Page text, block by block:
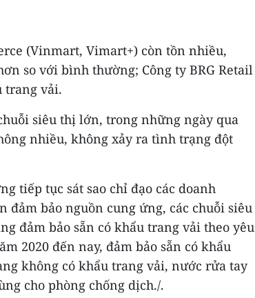
(Vinmart, Vimart+) còn tồn nhiều,
so với bình thường; Công ty BRG Retail
trang vải.
siêu thị lớn, trong những ngày qua
nhiều, không xảy ra tình trạng đột
tiếp tục sát sao chỉ đạo các doanh
đảm bảo nguồn cung ứng, các chuỗi siêu
đảm bảo sẵn có khẩu trang vải theo yêu
2020 đến nay, đảm bảo sẵn có khẩu
không có khẩu trang vải, nước rửa tay
cho phòng chống dịch./.